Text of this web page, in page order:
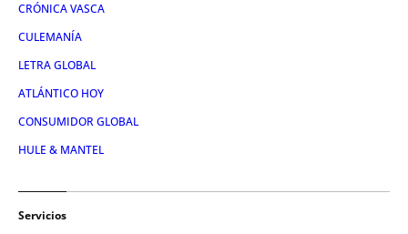
CRÓNICA VASCA
CULEMANÍA
LETRA GLOBAL
ATLÁNTICO HOY
CONSUMIDOR GLOBAL
HULE & MANTEL
Servicios